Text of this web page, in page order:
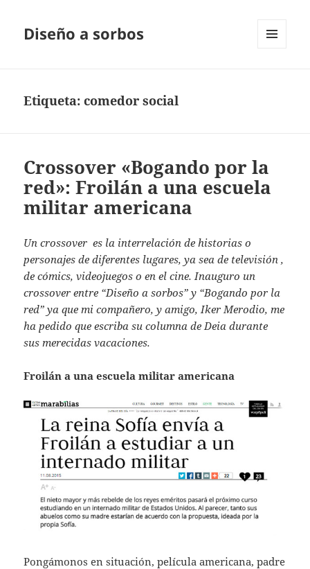
Diseño a sorbos
Etiqueta:comedor social
Crossover «Bogando por la
red»: Froilán a una escuela
militar americana
Un crossover es la interrelación de historias o
personajes de diferentes lugares, ya sea de televisión ,
de cómics, videojuegos o en el cine. Inauguro un
crossover entre “Diseño a sorbos” y “Bogando por la
red” ya que mi compañero, y amigo, Iker Merodio, me
ha pedido que escriba su columna de Deia durante
sus merecidas vacaciones.
Froilán a una escuela militar americana
Pongámonos en situación, película americana, padre